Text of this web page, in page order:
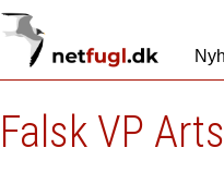
Falsk VP